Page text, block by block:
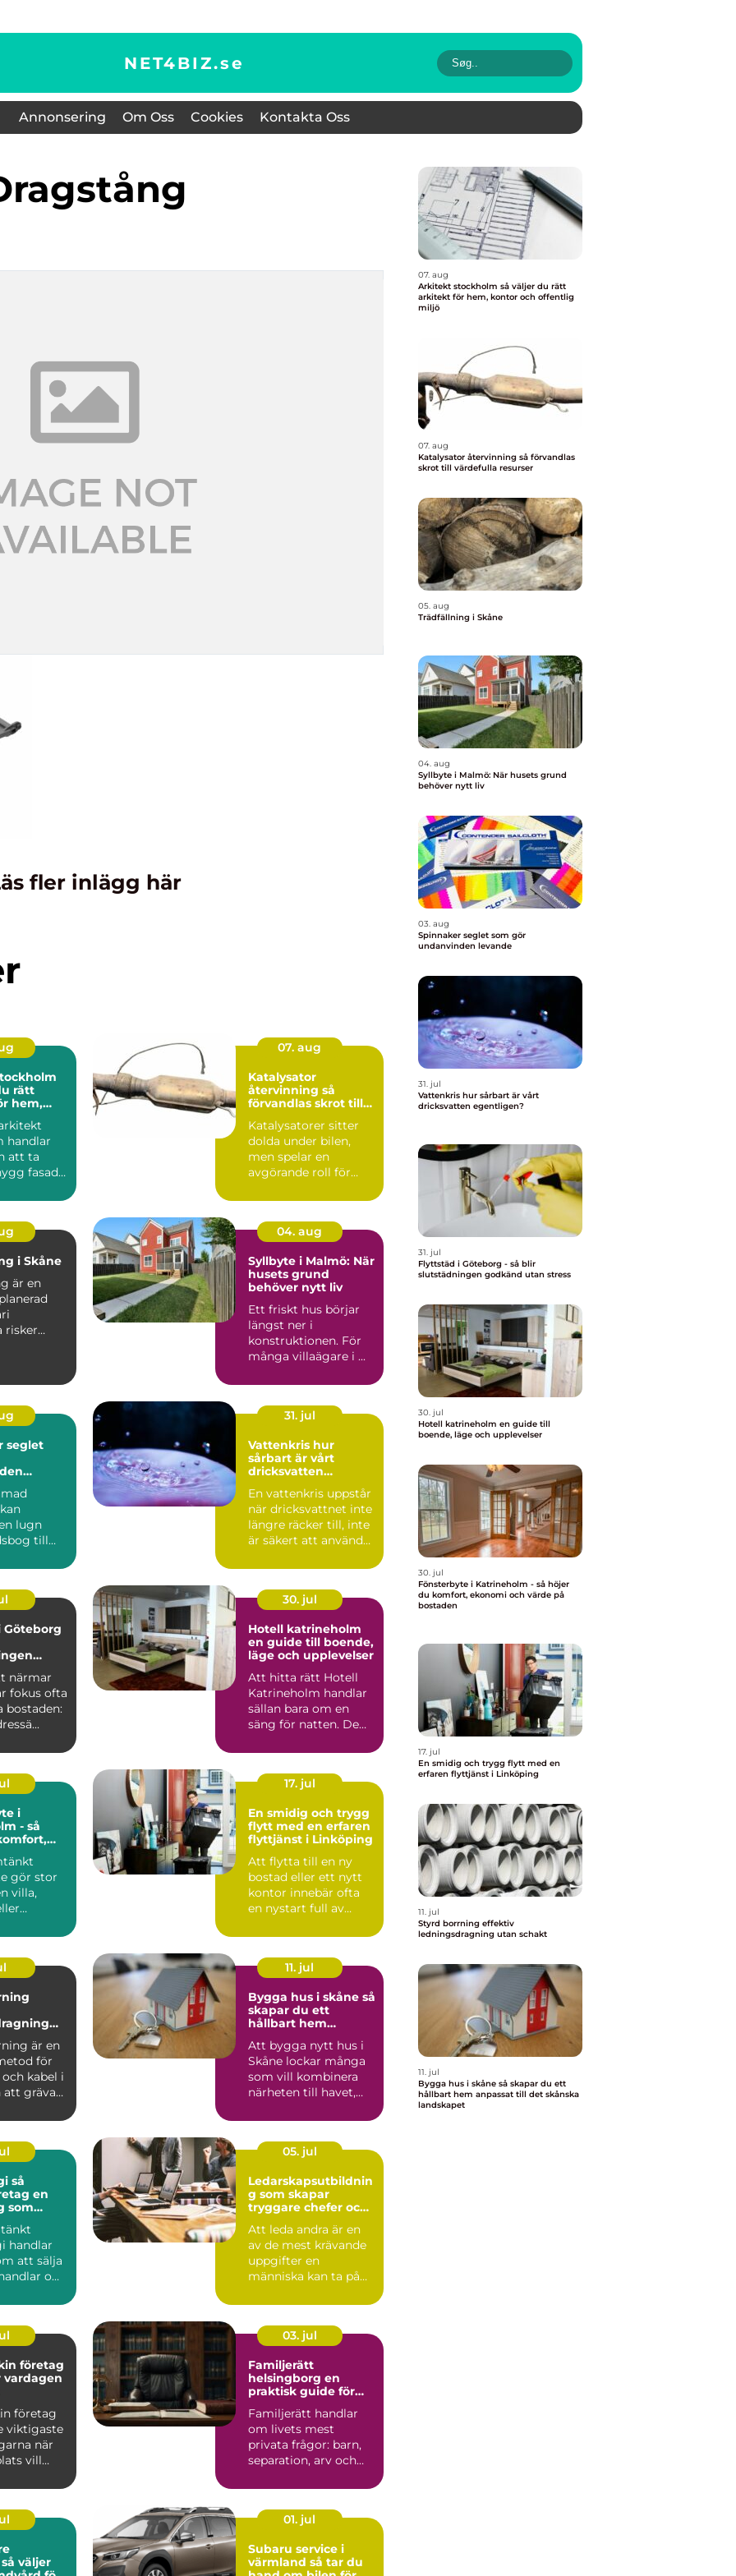
NET4BIZ.se
Annonsering Om Oss Cookies Kontakta Oss
dragstång
fler inlägg här
rätt
hem,
handlar
att ta
fasad
07. aug
Katalysator
återvinning så
förvandlas skrot till
Katalysatorer sitter
dolda under bilen,
men spelar en
avgörande roll för
ekonomi. När...
i Skåne
är en
risker
04. aug
Syllbyte i Malmö: När
husets grund
behöver nytt liv
Ett friskt hus börjar
längst ner i
konstruktionen. För
många villaägare i ...
lugn
till
båte...
31. jul
Vattenkris hur
sårbart är vårt
dricksvatten
En vattenkris uppstår
när dricksvattnet inte
längre räcker till, inte
är säkert att använda
Göteborg
närmar
fokus ofta
bostaden:
30. jul
Hotell katrineholm
en guide till boende,
läge och upplevelser
Att hitta rätt Hotell
Katrineholm handlar
sällan bara om en
säng för natten. De
i
- så
gör stor
villa,
17. jul
En smidig och trygg
flytt med en erfaren
flyttjänst i Linköping
Att flytta till en ny
bostad eller ett nytt
kontor innebär ofta
en nystart full av
är en
för
kabel i
att gräva
11. jul
Bygga hus i skåne så
skapar du ett
hållbart hem
skånska landskapet
Att bygga nytt hus i
Skåne lockar många
som vill kombinera
närheten till havet,
S...
en
som
handlar
att sälja
om
05. jul
Ledarskapsutbildnin
g som skapar
tryggare chefer och
Att leda andra är en
av de mest krävande
uppgifter en
människa kan ta på
företag
vardagen
företag
viktigaste
när
vill
03. jul
Familjerätt
helsingborg en
praktisk guide för
ekonomi
Familjerätt handlar
om livets mest
privata frågor: barn,
separation, arv och
När ...
01. jul
Subaru service i
värmland så tar du
07. aug
Arkitekt stockholm så väljer du rätt
arkitekt för hem, kontor och offentlig
miljö
07. aug
Katalysator återvinning så förvandlas
skrot till värdefulla resurser
05. aug
Trädfällning i Skåne
04. aug
Syllbyte i Malmö: När husets grund
behöver nytt liv
03. aug
Spinnaker seglet som gör
undanvinden levande
31. jul
Vattenkris hur sårbart är vårt
dricksvatten egentligen?
31. jul
Flyttstäd i Göteborg - så blir
slutstädningen godkänd utan stress
30. jul
Hotell katrineholm en guide till
boende, läge och upplevelser
30. jul
Fönsterbyte i Katrineholm - så höjer
du komfort, ekonomi och värde på
bostaden
17. jul
En smidig och trygg flytt med en
erfaren flyttjänst i Linköping
11. jul
Styrd borrning effektiv
ledningsdragning utan schakt
11. jul
Bygga hus i skåne så skapar du ett
hållbart hem anpassat till det skånska
landskapet